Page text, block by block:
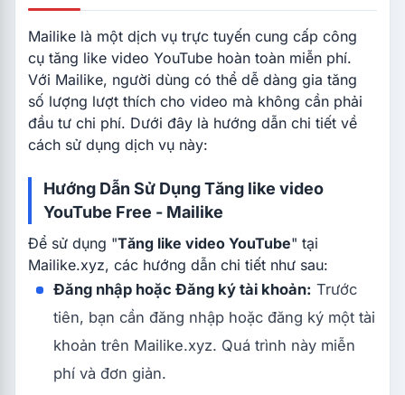
Mailike là một dịch vụ trực tuyến cung cấp công
cụ tăng like video YouTube hoàn toàn miễn phí.
Với Mailike, người dùng có thể dễ dàng gia tăng
số lượng lượt thích cho video mà không cần phải
đầu tư chi phí. Dưới đây là hướng dẫn chi tiết về
cách sử dụng dịch vụ này:
Hướng Dẫn Sử Dụng Tăng like video
YouTube Free - Mailike
Để sử dụng "Tăng like video YouTube" tại
Mailike.xyz, các hướng dẫn chi tiết như sau:
Đăng nhập hoặc Đăng ký tài khoản: Trước
tiên, bạn cần đăng nhập hoặc đăng ký một tài
khoản trên Mailike.xyz. Quá trình này miễn
phí và đơn giản.